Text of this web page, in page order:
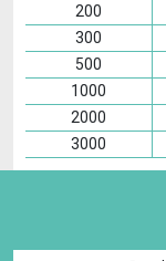
200
300
500
1000
2000
3000